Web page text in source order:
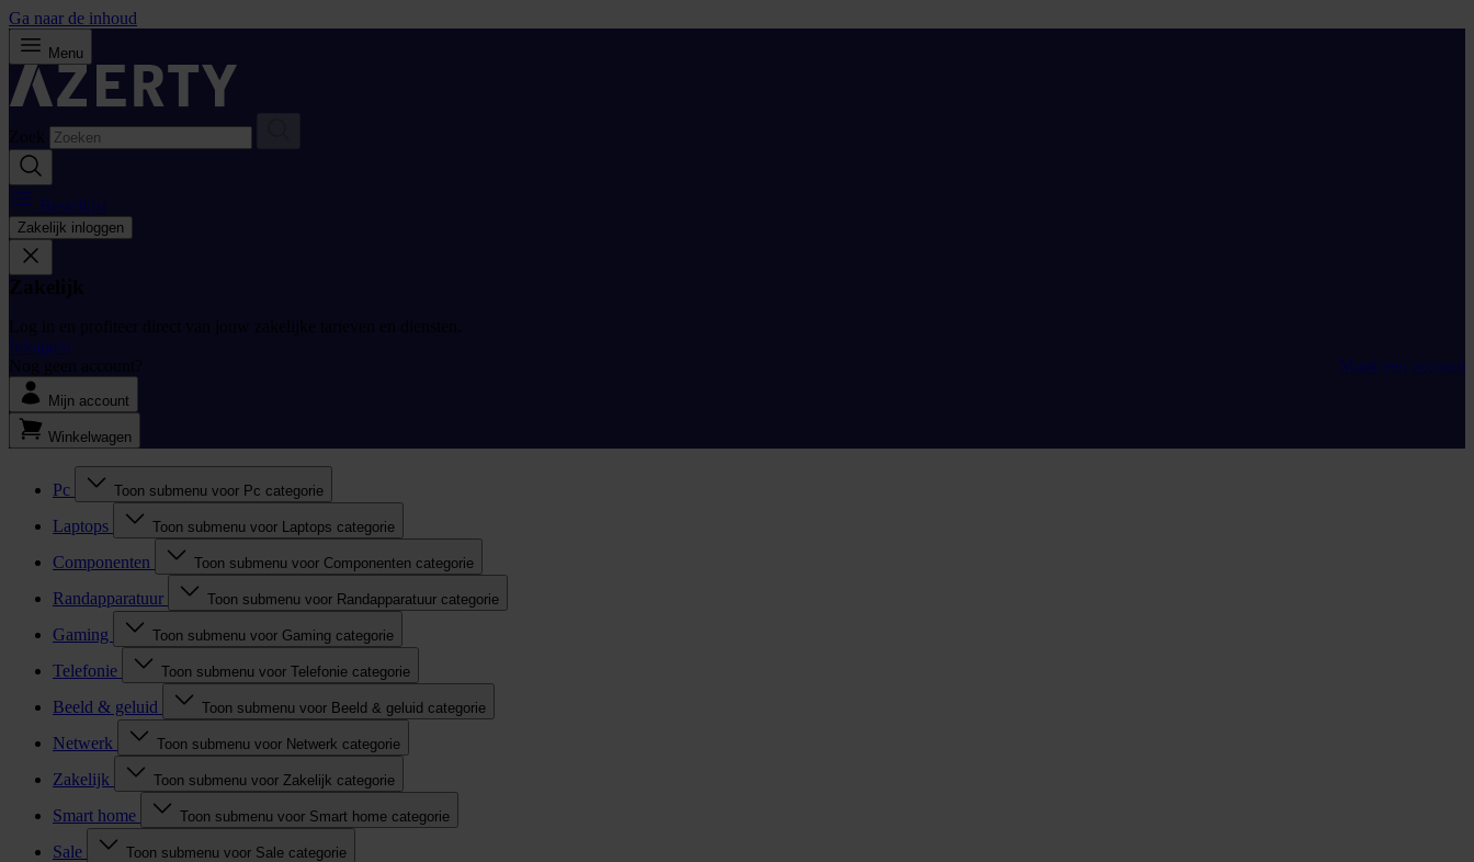
Ga naar de inhoud
Menu
Zoek
Bestellijst
Zakelijk inloggen
Zakelijk
Log in en profiteer direct van jouw zakelijke tarieven en diensten.
Inloggen
Nog geen account?
Maak een account
Mijn account
Winkelwagen
Pc Toon submenu voor Pc categorie
Laptops Toon submenu voor Laptops categorie
Componenten Toon submenu voor Componenten categorie
Randapparatuur Toon submenu voor Randapparatuur categorie
Gaming Toon submenu voor Gaming categorie
Telefonie Toon submenu voor Telefonie categorie
Beeld & geluid Toon submenu voor Beeld & geluid categorie
Netwerk Toon submenu voor Netwerk categorie
Zakelijk Toon submenu voor Zakelijk categorie
Smart home Toon submenu voor Smart home categorie
Sale Toon submenu voor Sale categorie